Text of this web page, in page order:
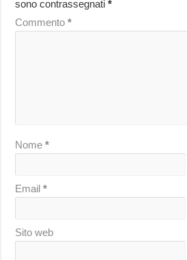
sono contrassegnati*
Commento*
Nome*
Email*
Sito web